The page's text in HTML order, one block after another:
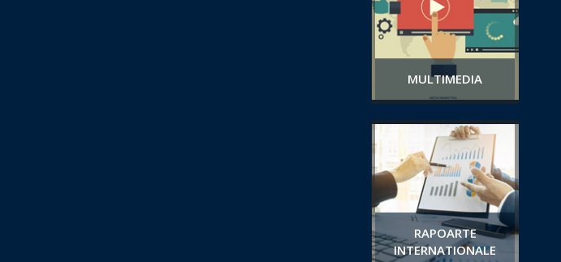
MULTIMEDIA
RAPOARTE
INTERNATIONALE